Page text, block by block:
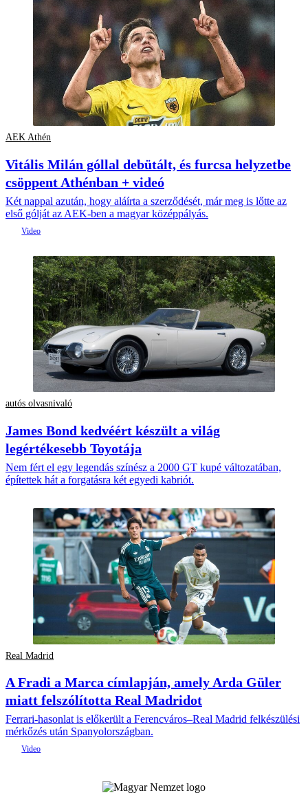
AEK Athén
Vitális Milán góllal debütált, és furcsa helyzetbe
csöppent Athénban + videó
Két nappal azután, hogy aláírta a szerződését, már meg is lőtte az
első gólját az AEK-ben a magyar középpályás.
autós olvasnivaló
James Bond kedvéért készült a világ
legértékesebb Toyotája
Nem fért el egy legendás színész a 2000 GT kupé változatában,
építettek hát a forgatásra két egyedi kabriót.
Real Madrid
A Fradi a Marca címlapján, amely Arda Güler
miatt felszólította Real Madridot
Ferrari-hasonlat is előkerült a Ferencváros–Real Madrid felkészülési
mérkőzés után Spanyolországban.